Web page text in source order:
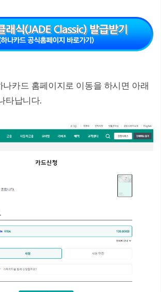
나카드 홈페이지로 이동을 하시면 아래
타납니다.